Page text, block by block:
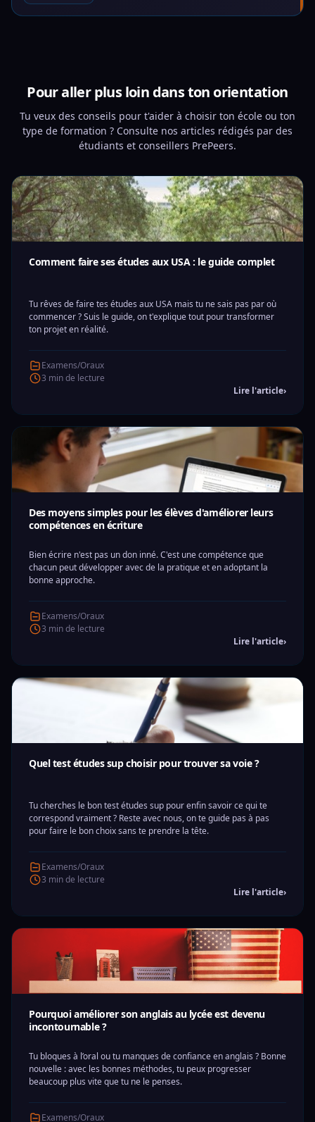
Pour aller plus loin dans ton orientation
Tu veux des conseils pour t'aider à choisir ton école ou ton
type de formation ? Consulte nos articles rédigés par des
étudiants et conseillers PrePeers.
Comment faire ses études aux USA : le guide complet
Tu rêves de faire tes études aux USA mais tu ne sais pas par où
commencer ? Suis le guide, on t'explique tout pour transformer
ton projet en réalité.
Examens/Oraux
3 min de lecture
Lire l'article›
Des moyens simples pour les élèves d'améliorer leurs
compétences en écriture
Bien écrire n'est pas un don inné. C'est une compétence que
chacun peut développer avec de la pratique et en adoptant la
bonne approche.
Examens/Oraux
3 min de lecture
Lire l'article›
Quel test études sup choisir pour trouver sa voie ?
Tu cherches le bon test études sup pour enfin savoir ce qui te
correspond vraiment ? Reste avec nous, on te guide pas à pas
pour faire le bon choix sans te prendre la tête.
Examens/Oraux
3 min de lecture
Lire l'article›
Pourquoi améliorer son anglais au lycée est devenu
incontournable ?
Tu bloques à l’oral ou tu manques de confiance en anglais ? Bonne
nouvelle : avec les bonnes méthodes, tu peux progresser
beaucoup plus vite que tu ne le penses.
Examens/Oraux